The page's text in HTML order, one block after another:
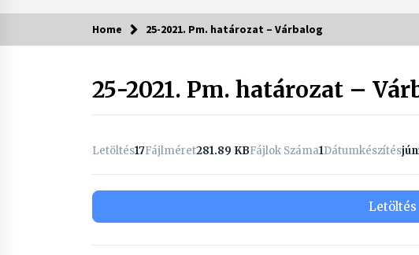
Home 25-2021. Pm. határozat – Várbalog
25-2021. Pm. határozat –
Letöltés17Fájlméret281.89 KBFájlok Száma1Dátumkészítés
Letöltés